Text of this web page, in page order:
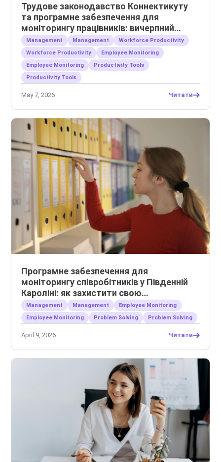
Трудове законодавство Коннектикуту
та програмне забезпечення для
моніторингу працівників: вичерпний
посібник для роботодавців
Management Management
Workforce Productivity
Workforce Productivity
Employee Monitoring
Employee Monitoring
Productivity Tools
Productivity Tools
May 7, 2026 Читати
Програмне забезпечення для
моніторингу співробітників у Південній
Кароліні: як захистити свою
інтелектуальну власність
Management Management
Employee Monitoring
Employee Monitoring
Problem Solving Problem Solving
April 9, 2026 Читати